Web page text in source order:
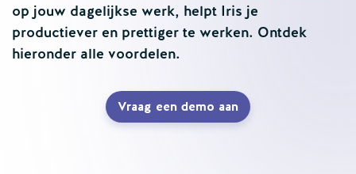
op jouw dagelijkse werk, helpt Iris je
productiever en prettiger te werken. Ontdek
hieronder alle voordelen.
Vraag een demo aan